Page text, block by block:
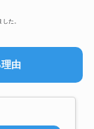
た。
由